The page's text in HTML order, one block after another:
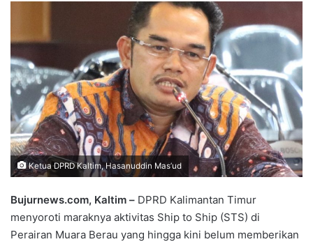
Ketua DPRD Kaltim, Hasanuddin Mas’ud
Bujurnews.com, Kaltim – DPRD Kalimantan Timur
menyoroti maraknya aktivitas Ship to Ship (STS) di
Perairan Muara Berau yang hingga kini belum memberikan